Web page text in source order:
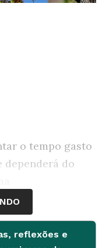
o tempo gasto
dependerá do
à internet ou
reflexões e